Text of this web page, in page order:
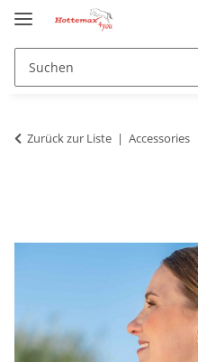
Zurück zur Liste Accessories